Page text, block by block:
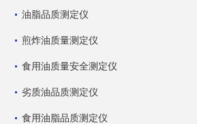
油脂品质测定仪
煎炸油质量测定仪
食用油质量安全测定仪
劣质油品质测定仪
食用油脂品质测定仪